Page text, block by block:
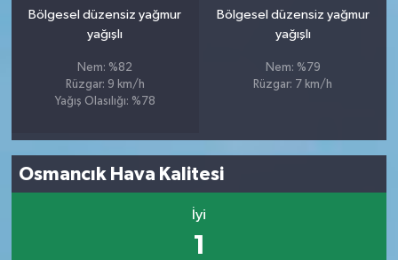
Bölgesel düzensiz yağmur
yağışlı
Nem: %82
Rüzgar: 9 km/h
Yağış Olasılığı: %78
Bölgesel düzensiz yağmur
yağışlı
Nem: %79
Rüzgar: 7 km/h
Osmancık Hava Kalitesi
İyi
1